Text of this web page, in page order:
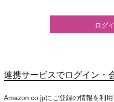
ログ
連携サービスでログイン・
Amazon.co.jpにご登録の情報を利